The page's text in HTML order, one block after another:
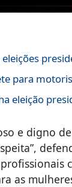
para
eleição
e digno
as